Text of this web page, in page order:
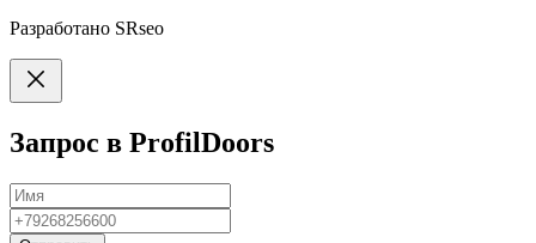
Разработано SRseo
Запрос в ProfilDoors